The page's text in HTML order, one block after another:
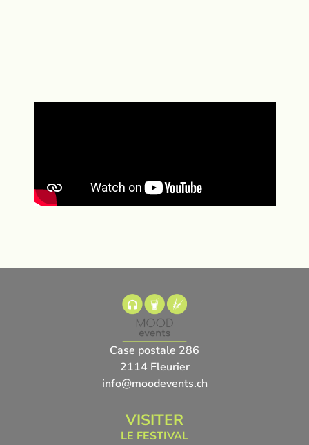
Case postale 286
2114 Fleurier
info@moodevents.ch
VISITER
LE FESTIVAL